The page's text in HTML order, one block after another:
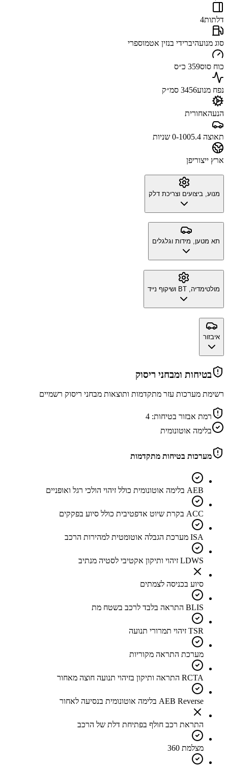
דלתות4
סוג מנועהיברידי בנזין אטמוספרי
כוח סוס359 כ״ס
נפח מנוע3456 סמ״ק
הנעהאחורית
תאוצה 0-100 5.4 שניות
ארץ ייצוריפן
מנוע, ביצועים וצריכת דלק
תא מטען, מידות וגלגלים
מולטימדיה, BT ושיקוף נייד
איבזור
בטיחות ומבחני ריסוק
רשימת מערכות עזר מתקדמות ותוצאות מבחני ריסוק רשמיים
רמת אבזור בטיחות: 4
בלימה אוטונומית
מערכות בטיחות מתקדמות
AEB בלימה אוטונומית כולל זיהוי הולכי רגל ואופניים
ACC בקרת שיוט אדפטיבית כולל סיוע בפקקים
ISA מערכת הגבלה אוטומטית למהירות הרכב
LDWS זיהוי ותיקון אקטיבי לסטיה מנתיב
סיוע בכניסה לצמתים
BLIS התראה בלבד לרכב בשטח מת
TSR זיהוי תמרורי תנועה
מערכת התראה מקוריות
RCTA התראה ותיקון בזיהוי תנועה חוצה מאחור
AEB Reverse בלימה אוטונומית בנסיעה לאחור
התראת רכב חולף בפתיחת דלת של הרכב
מצלמת 360